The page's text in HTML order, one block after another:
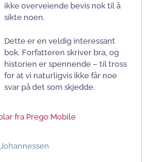
ikke overveiende bevis nok til å
sikte noen.
Dette er en veldig interessant
bok. Forfatteren skriver bra, og
historien er spennende – til tross
for at vi naturligvis ikke får noe
svar på det som skjedde.
fra Prego Mobile